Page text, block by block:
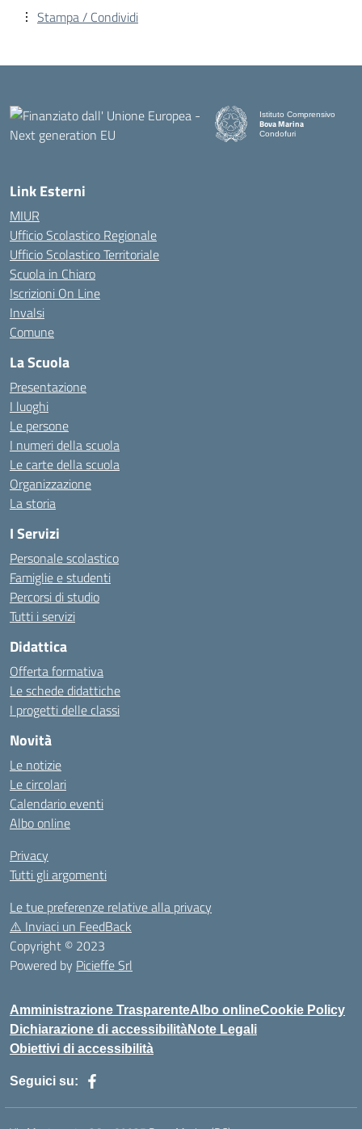
Stampa / Condividi
Istituto Comprensivo
Bova Marina
Condofuri
Link Esterni
MIUR
Ufficio Scolastico Regionale
Ufficio Scolastico Territoriale
Scuola in Chiaro
Iscrizioni On Line
Invalsi
Comune
La Scuola
Presentazione
I luoghi
Le persone
I numeri della scuola
Le carte della scuola
Organizzazione
La storia
I Servizi
Personale scolastico
Famiglie e studenti
Percorsi di studio
Tutti i servizi
Didattica
Offerta formativa
Le schede didattiche
I progetti delle classi
Novità
Le notizie
Le circolari
Calendario eventi
Albo online
Privacy
Tutti gli argomenti
Le tue preferenze relative alla privacy
⚠️ Inviaci un FeedBack
Copyright © 2023
Powered by Picieffe Srl
Amministrazione TrasparenteAlbo onlineCookie Policy
Dichiarazione di accessibilitàNote Legali
Obiettivi di accessibilità
Seguici su: